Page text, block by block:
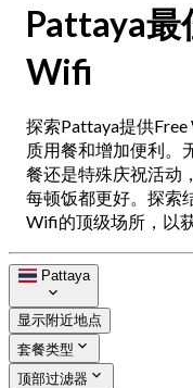
Pattaya最
Wifi
探索Pattaya提供
质用餐和增加便利。
餐还是特殊庆祝活动
每顿饭都更好。探索
Wifi的顶级场所，以
Pattaya
显示附近地点
套餐类型
顶部过滤器